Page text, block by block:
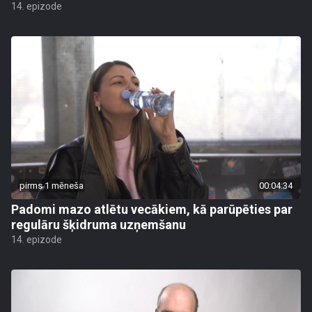
14. epizode
pirms 1 mēneša 00:04:34
Padomi mazo atlētu vecākiem, kā parūpēties par
regulāru šķidruma uzņemšanu
14. epizode